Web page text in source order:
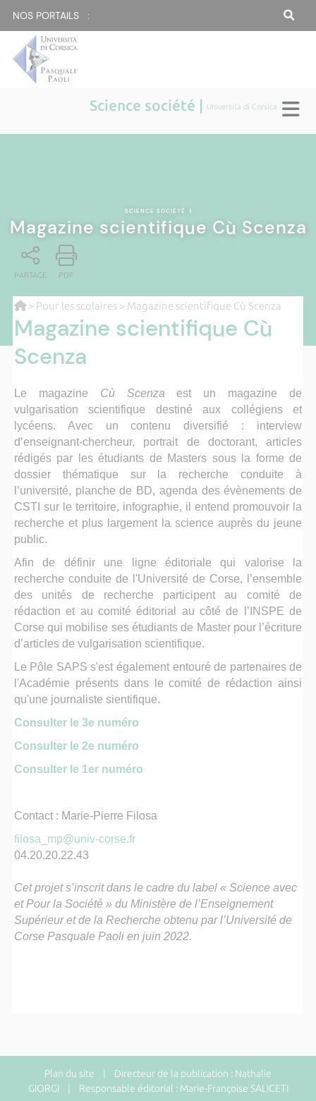
NOS PORTAILS :
Science société | Università di Corsica
SCIENCE SOCIÉTÉ |
Magazine scientifique Cù Scenza
PARTAGE PDF
> Pour les scolaires> Magazine scientifique Cù Scenza
Magazine scientifique Cù
Scenza
Le magazine Cù Scenza est un magazine de
vulgarisation scientifique destiné aux collégiens et
lycéens. Avec un contenu diversifié : interview
d’enseignant-chercheur, portrait de doctorant, articles
rédigés par les étudiants de Masters sous la forme de
dossier thématique sur la recherche conduite à
l’université, planche de BD, agenda des évènements de
CSTI sur le territoire, infographie, il entend promouvoir la
recherche et plus largement la science auprès du jeune
public.
Afin de définir une ligne éditoriale qui valorise la
recherche conduite de l'Université de Corse, l’ensemble
des unités de recherche participent au comité de
rédaction et au comité éditorial au côté de l’INSPE de
Corse qui mobilise ses étudiants de Master pour l’écriture
d’articles de vulgarisation scientifique.
Le Pôle SAPS s'est également entouré de partenaires de
l'Académie présents dans le comité de rédaction ainsi
qu'une journaliste sientifique.
Consulter le 3e numéro
Consulter le 2e numéro
Consulter le 1er numéro
Contact : Marie-Pierre Filosa
filosa_mp@univ-corse.fr
04.20.20.22.43
Cet projet s’inscrit dans le cadre du label « Science avec
et Pour la Société » du Ministère de l’Enseignement
Supérieur et de la Recherche obtenu par l’Université de
Corse Pasquale Paoli en juin 2022.
Plan du site | Directeur de la publication : Nathalie
GIORGI | Responsable éditorial : Marie-Françoise SALICETI